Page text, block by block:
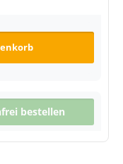
bestellen